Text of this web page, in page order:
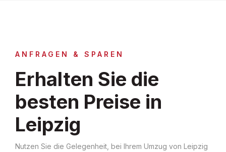
ANFRAGEN & SPAREN
Erhalten Sie die
besten Preise in
Leipzig
Nutzen Sie die Gelegenheit, bei Ihrem Umzug von Leipzig